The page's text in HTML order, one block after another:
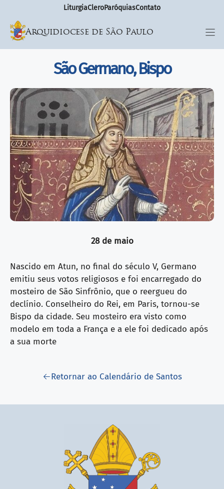
LiturgiaCleroParóquiasContato
Arquidiocese de São Paulo
São Germano, Bispo
28 de maio
Nascido em Atun, no final do século V, Germano
emitiu seus votos religiosos e foi encarregado do
mosteiro de São Sinfrônio, que o reergueu do
declínio. Conselheiro do Rei, em Paris, tornou-se
Bispo da cidade. Seu mosteiro era visto como
modelo em toda a França e a ele foi dedicado após
a sua morte
Retornar ao Calendário de Santos